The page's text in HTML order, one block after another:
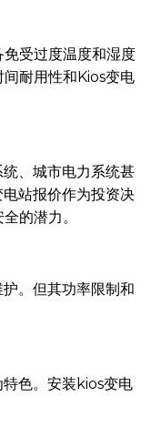
受过度温度和湿度
耐用性和Kios变电
、城市电力系统甚
站报价作为投资决
的潜力。
。但其功率限制和
色。安装kios变电